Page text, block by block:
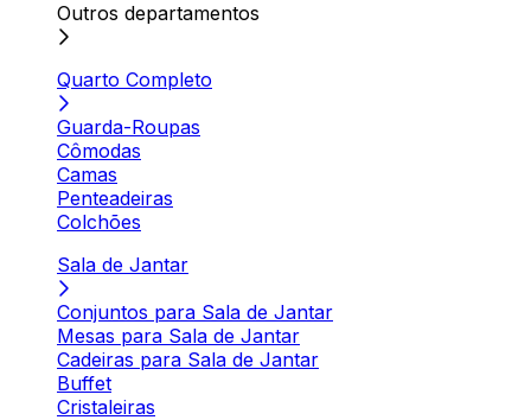
Outros departamentos
Quarto Completo
Guarda-Roupas
Cômodas
Camas
Penteadeiras
Colchões
Sala de Jantar
Conjuntos para Sala de Jantar
Mesas para Sala de Jantar
Cadeiras para Sala de Jantar
Buffet
Cristaleiras